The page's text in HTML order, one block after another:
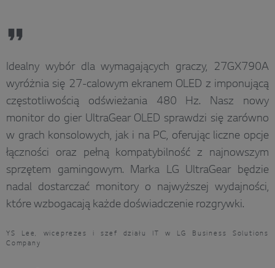
Idealny wybór dla wymagających graczy, 27GX790A
wyróżnia się 27-calowym ekranem OLED z imponującą
częstotliwością odświeżania 480 Hz. Nasz nowy
monitor do gier UltraGear OLED sprawdzi się zarówno
w grach konsolowych, jak i na PC, oferując liczne opcje
łączności oraz pełną kompatybilność z najnowszym
sprzętem gamingowym. Marka LG UltraGear będzie
nadal dostarczać monitory o najwyższej wydajności,
które wzbogacają każde doświadczenie rozgrywki.
YS Lee, wiceprezes i szef działu IT w LG Business Solutions
Company